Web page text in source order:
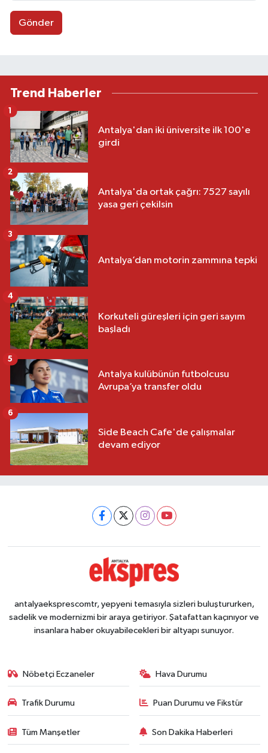
Gönder
Trend Haberler
Antalya'dan iki üniversite ilk 100'e
girdi
1
Antalya'da ortak çağrı: 7527 sayılı
yasa geri çekilsin
2
Antalya’dan motorin zammına tepki
3
Korkuteli güreşleri için geri sayım
başladı
4
Antalya kulübünün futbolcusu
Avrupa’ya transfer oldu
5
Side Beach Cafe'de çalışmalar
devam ediyor
6
antalyaeksprescomtr, yepyeni temasıyla sizleri buluştururken,
sadelik ve modernizmi bir araya getiriyor. Şatafattan kaçınıyor ve
insanlara haber okuyabilecekleri bir altyapı sunuyor.
Nöbetçi Eczaneler Hava Durumu
Trafik Durumu Puan Durumu ve Fikstür
Tüm Manşetler Son Dakika Haberleri